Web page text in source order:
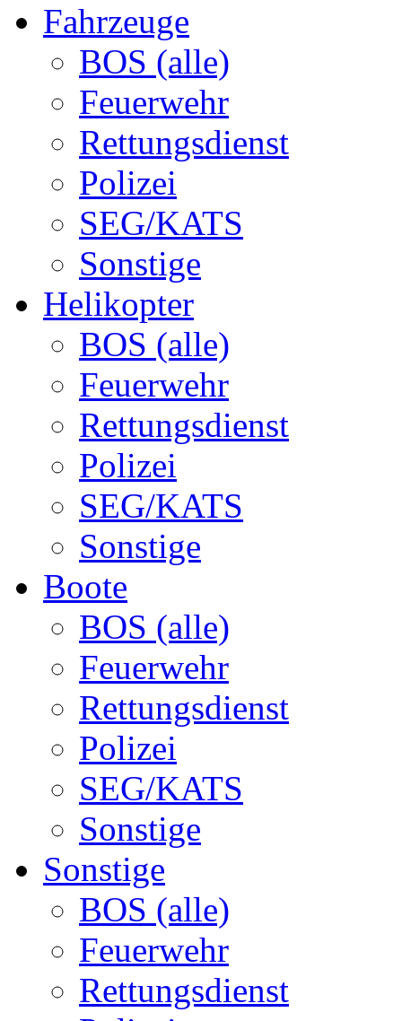
Fahrzeuge
BOS (alle)
Feuerwehr
Rettungsdienst
Polizei
SEG/KATS
Sonstige
Helikopter
BOS (alle)
Feuerwehr
Rettungsdienst
Polizei
SEG/KATS
Sonstige
Boote
BOS (alle)
Feuerwehr
Rettungsdienst
Polizei
SEG/KATS
Sonstige
Sonstige
BOS (alle)
Feuerwehr
Rettungsdienst